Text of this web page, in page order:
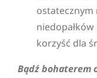
korzyść dla
Bądź bohaterem